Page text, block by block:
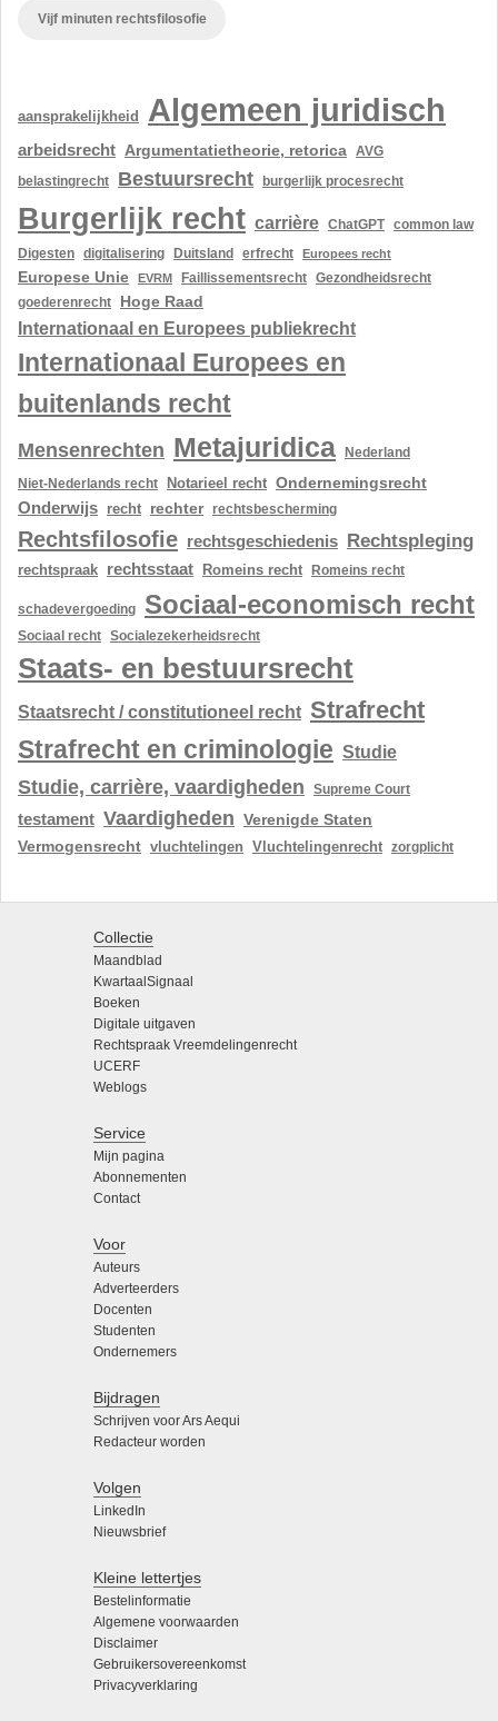
Vijf minuten rechtsfilosofie
aansprakelijkheid Algemeen juridisch
arbeidsrecht Argumentatietheorie, retorica AVG
belastingrecht Bestuursrecht burgerlijk procesrecht
Burgerlijk recht carrière ChatGPT common law
Digesten
digitalisering Duitsland erfrecht Europees recht
Europese Unie EVRM Faillissementsrecht
Gezondheidsrecht
goederenrecht
Hoge Raad
Internationaal en Europees publiekrecht
Internationaal Europees en
buitenlands recht
Mensenrechten Metajuridica
Nederland
Niet-Nederlands recht
Notarieel recht Ondernemingsrecht
Onderwijs recht rechter rechtsbescherming
Rechtsfilosofie rechtsgeschiedenis Rechtspleging
rechtspraak rechtsstaat Romeins recht Romeins recht
schadevergoeding Sociaal-economisch recht
Sociaal recht Socialezekerheidsrecht
Staats- en bestuursrecht
Staatsrecht / constitutioneel recht Strafrecht
Strafrecht en criminologie Studie
Studie, carrière, vaardigheden Supreme Court
testament Vaardigheden Verenigde Staten
Vermogensrecht vluchtelingen Vluchtelingenrecht zorgplicht
Collectie
Maandblad
KwartaalSignaal
Boeken
Digitale uitgaven
Rechtspraak Vreemdelingenrecht
UCERF
Weblogs
Service
Mijn pagina
Abonnementen
Contact
Voor
Auteurs
Adverteerders
Docenten
Studenten
Ondernemers
Bijdragen
Schrijven voor Ars Aequi
Redacteur worden
Volgen
LinkedIn
Nieuwsbrief
Kleine lettertjes
Bestelinformatie
Algemene voorwaarden
Disclaimer
Gebruikersovereenkomst
Privacyverklaring